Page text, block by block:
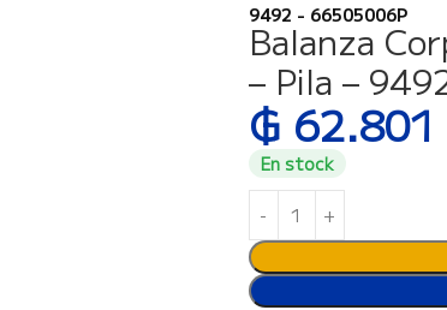
9492 - 66505006P
Balanza
– Pila –
₲ 62.801
En stock